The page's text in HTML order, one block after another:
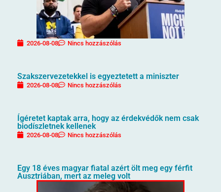
2026-08-08 Nincs hozzászólás
Szakszervezetekkel is egyeztetett a miniszter
2026-08-08 Nincs hozzászólás
Ígéretet kaptak arra, hogy az érdekvédők nem csak
biodíszletnek kellenek
2026-08-08 Nincs hozzászólás
Egy 18 éves magyar fiatal azért ölt meg egy férfit
Ausztriában, mert az meleg volt